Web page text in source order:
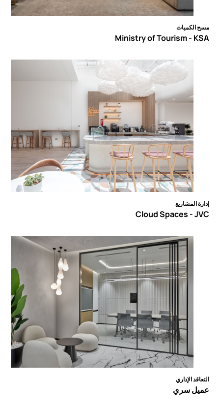
مسح الكميات
Ministry of Tourism - KSA
إدارة المشاريع
Cloud Spaces - JVC
التعاقد الإداري
عميل سري